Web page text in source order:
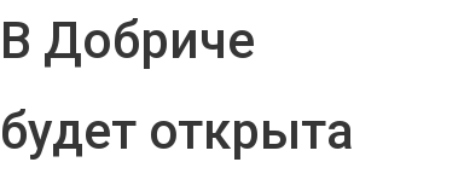
В Добриче
будет открыта